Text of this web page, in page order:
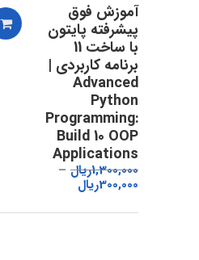
آموزش فوق
پیشرفته پایتون
با ساخت 11
برنامه کاربردی |
Advanced
Python
Programming:
Build 10 OOP
Applications
1,300,000ریال
300,000ریال